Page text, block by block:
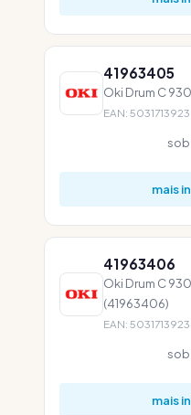
41963405
Oki Drum C
EAN:
mais
41963406
Oki Drum C
(41963406)
EAN:
mais